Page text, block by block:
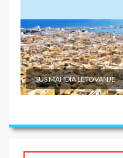
SUS MAHDIA LETOVANJE